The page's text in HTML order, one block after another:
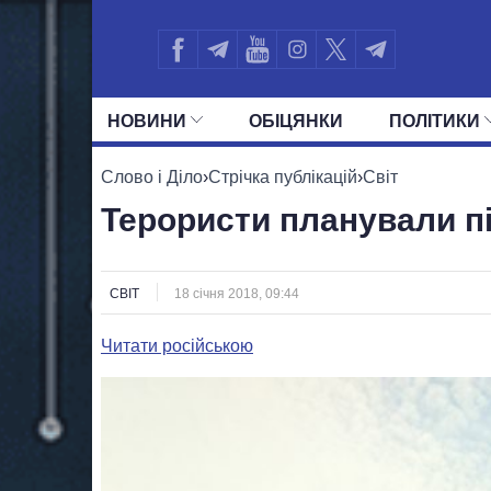
НОВИНИ ОБIЦЯНКИ ПОЛIТИКИ
УСІ ПОЛІТИКИ ПРЕЗИДЕНТ І ОФІС
Слово і Діло›Стрічка публікацій›Світ
Терористи планували
СВІТ 18 січня 2018, 09:44
Читати російською